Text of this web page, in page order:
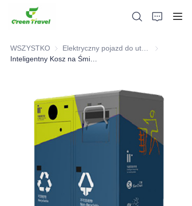
WSZYSTKO
Produkty
Wiadomości i przypadki współpracy
Bazy produkcyjne i procesy